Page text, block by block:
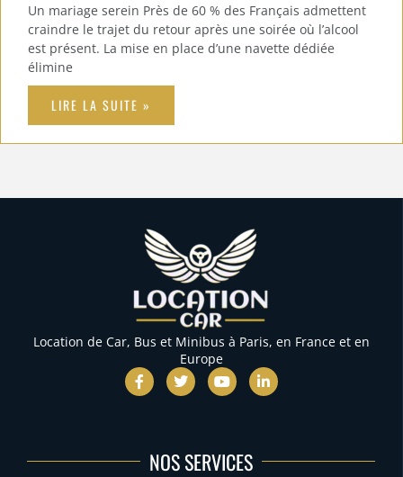
Un mariage serein Près de 60 % des Français admettent
craindre le trajet du retour après une soirée où l’alcool
est présent. La mise en place d’une navette dédiée
élimine
LIRE LA SUITE »
Location de Car, Bus et Minibus à Paris, en France et en
Europe
NOS SERVICES